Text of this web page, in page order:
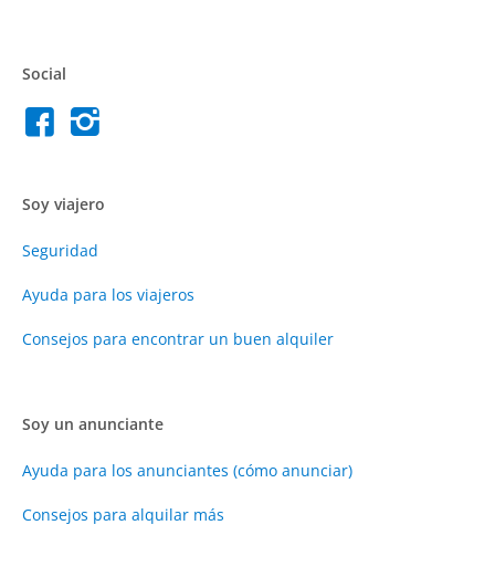
Social
Soy viajero
Seguridad
Ayuda para los viajeros
Consejos para encontrar un buen alquiler
Soy un anunciante
Ayuda para los anunciantes (cómo anunciar)
Consejos para alquilar más